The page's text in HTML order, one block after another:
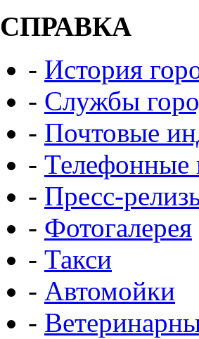
СПРАВКА
- История
- Службы
- Почтовые
- Телефонные
- Пресс-
- Фотогалерея
- Такси
- Автомойки
-